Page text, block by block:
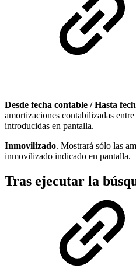
Desde fecha contable / Hasta
amortizaciones contabilizadas
introducidas en pantalla.
Inmovilizado. Mostrará sólo las
inmovilizado indicado en pantalla.
Tras ejecutar la